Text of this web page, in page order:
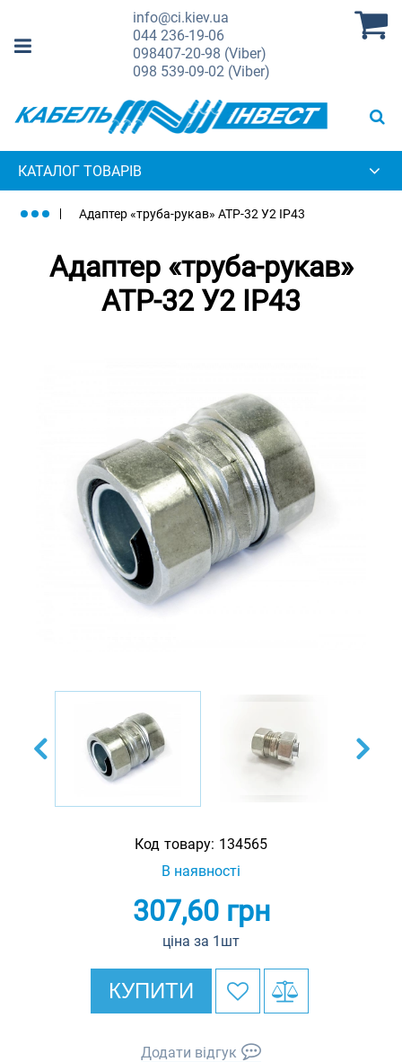
info@ci.kiev.ua
044236-19-06
098407-20-98 (Viber)
098 539-09-02 (Viber)
КАТАЛОГ ТОВАРІВ
Адаптер «труба-рукав» АТР-32 У2 IP43
Адаптер «труба-рукав»
АТР-32 У2 IP43
Код товару: 134565
В наявності
307,60грн
ціна за 1шт
КУПИТИ
Додати відгук